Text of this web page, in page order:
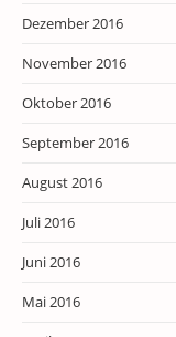
Dezember 2016
November 2016
Oktober 2016
September 2016
August 2016
Juli 2016
Juni 2016
Mai 2016